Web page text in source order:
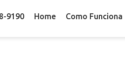
9190 Home Como Funciona